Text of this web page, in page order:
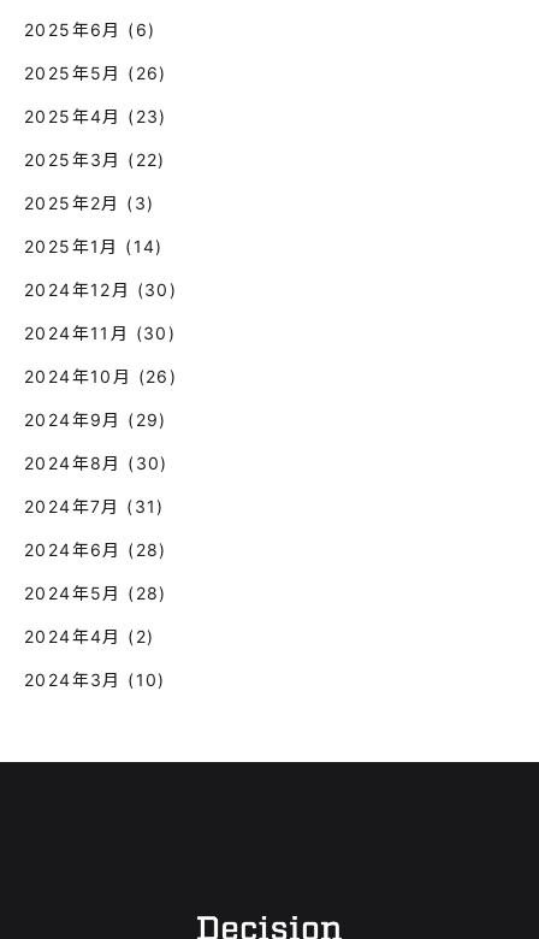
2025年6月 (6)
2025年5月 (26)
2025年4月 (23)
2025年3月 (22)
2025年2月 (3)
2025年1月 (14)
2024年12月 (30)
2024年11月 (30)
2024年10月 (26)
2024年9月 (29)
2024年8月 (30)
2024年7月 (31)
2024年6月 (28)
2024年5月 (28)
2024年4月 (2)
2024年3月 (10)